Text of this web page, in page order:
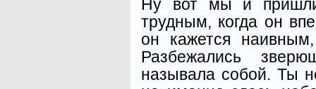
Ну вот мы и
трудным, когда он
он кажется
Разбежались
называла собой. Ты